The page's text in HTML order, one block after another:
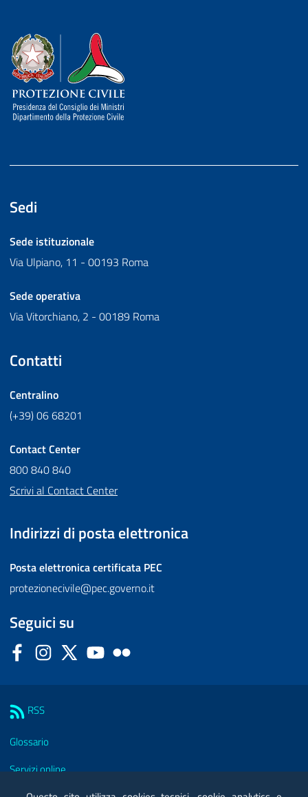
Dipartimento della Protezione Civile
Sedi
Sede istituzionale
Via Ulpiano, 11 - 00193 Roma
Sede operativa
Via Vitorchiano, 2 - 00189 Roma
Contatti
Centralino
(+39) 06 68201
Contact Center
800 840 840
Scrivi al Contact Center
Indirizzi di posta elettronica
Posta elettronica certificata PEC
protezionecivile@pec.governo.it
Seguici su
FacebookInstagram
Twitter YouTube
RSS
Glossario
Servizi online